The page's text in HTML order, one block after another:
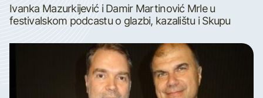
Ivanka Mazurkijević i Damir Martinović Mrle u
festivalskom podcastu o glazbi, kazalištu i Skupu